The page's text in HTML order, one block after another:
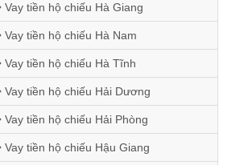
Vay tiền hộ chiếu Hà Giang
Vay tiền hộ chiếu Hà Nam
Vay tiền hộ chiếu Hà Tĩnh
Vay tiền hộ chiếu Hải Dương
Vay tiền hộ chiếu Hải Phòng
Vay tiền hộ chiếu Hậu Giang